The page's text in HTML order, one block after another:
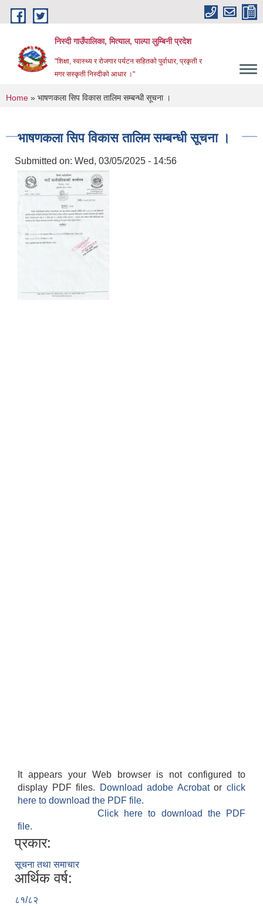
Skip to main content
निस्दी गाउँपालिका, मित्याल, पाल्पा लुम्बिनी प्रदेश
"शिक्षा, स्वास्थ्य र रोजगार पर्यटन सहितको पुर्वाधार, प्रकृती र
मगर सस्कृती निस्दीको आधार ।"
You are here
Home » भाषणकला सिप विकास तालिम सम्बन्धी सूचना ।
भाषणकला सिप विकास तालिम सम्बन्धी सूचना ।
Submitted on: Wed, 03/05/2025 - 14:56
It appears your Web browser is not configured to
display PDF files.
Download adobe Acrobatorclick
here to download the PDF file.
Click here to download the PDF
file.
प्रकार:
सूचना तथा समाचार
आर्थिक वर्ष:
८१/८२